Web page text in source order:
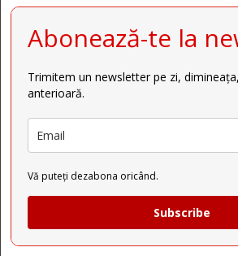
Abonează-te la
Trimitem un newsletter pe zi,
anterioară.
Vă puteți dezabona oricând.
Subscribe